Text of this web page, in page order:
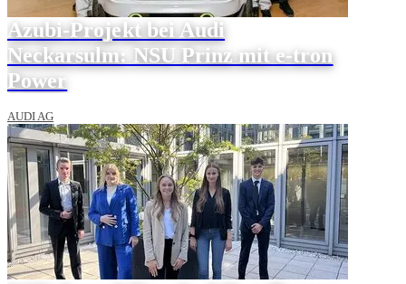
Azubi-Projekt bei Audi
Neckarsulm: NSU Prinz mit e-tron
Power
AUDI AG